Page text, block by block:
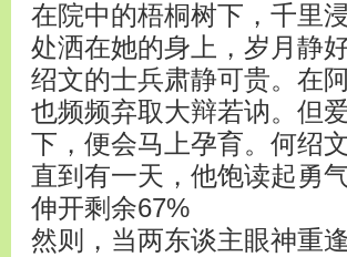
在院中的梧桐树下，千里
处洒在她的身上，岁月静
绍文的士兵肃静可贵。在
也频频弃取大辩若讷。但
下，便会马上孕育。何绍
直到有一天，他饱读起勇
伸开剩余67%
然则，当两东谈主眼神重